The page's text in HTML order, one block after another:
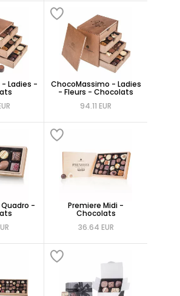
Ladies - ChocoMassimo - Ladies
- Fleurs - Chocolats
94.11 EUR
Quadro - Premiere Midi -
Chocolats
36.64 EUR